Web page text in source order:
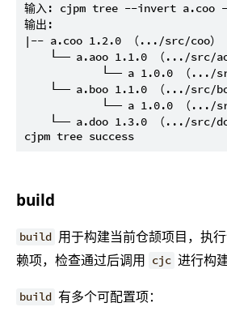
输入: cjpm tree --invert a.coo
输出:
|-- a.coo 1.2.0 （.../src/coo）
└── a.aoo 1.1.0 （.../src/
└── a 1.0.0 （.../
└── a.boo 1.1.0 （.../src/
└── a 1.0.0 （.../
└── a.doo 1.3.0 （.../src/
build
build 用于构建当前仓颉项目，执
赖项，检查通过后调用 cjc 进行构建
build 有多个可配置项：